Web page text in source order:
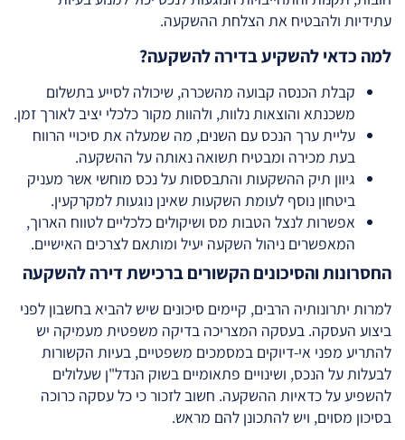
עתידיות ולהבטיח את הצלחת ההשקעה.
למה כדאי להשקיע בדירה להשקעה?
קבלת הכנסה קבועה מהשכרה, שיכולה לסייע בתשלום
משכנתא והוצאות נלוות, ולהוות מקור כלכלי יציב לאורך זמן.
עליית ערך הנכס עם השנים, מה שמעלה את סיכויי הרווח
בעת מכירה ומבטיח תשואה נאותה על ההשקעה.
גיוון תיק ההשקעות והתבססות על נכס מוחשי אשר מעניק
ביטחון נוסף לעומת השקעות שאינן נוגעות למקרקעין.
אפשרות לנצל הטבות מס ושיקולים כלכליים לטווח הארוך,
המאפשרים ניהול השקעה יעיל ומותאם לצרכים האישיים.
החסרונות והסיכונים הקשורים ברכישת דירה להשקעה
למרות יתרונותיה הרבים, קיימים סיכונים שיש להביא בחשבון לפני
ביצוע העסקה. בעסקה המצריכה בדיקה משפטית מעמיקה יש
להתריע מפני אי-דיוקים במסמכים משפטיים, בעיות הקשורות
לבעלות על הנכס, ושינויים פתאומיים בשוק הנדל"ן שעלולים
להשפיע על כדאיות ההשקעה. חשוב לזכור כי כל עסקה כרוכה
בסיכון מסוים, ויש להתכונן להם מראש.